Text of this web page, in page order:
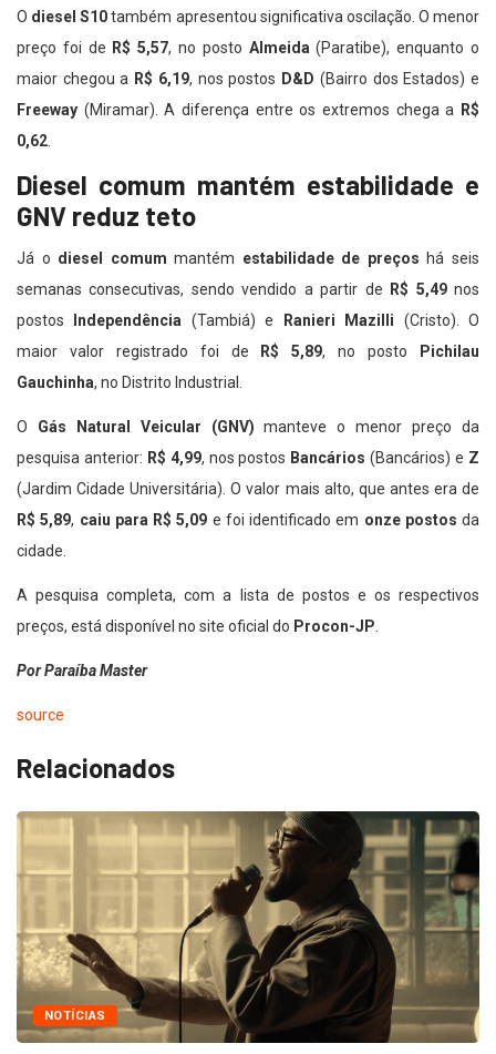
O diesel S10também apresentou significativa oscilação. O menor
preço foi de R$ 5,57, no posto Almeida (Paratibe), enquanto o
maior chegou a R$ 6,19, nos postos D&D (Bairro dos Estados) e
Freeway (Miramar). A diferença entre os extremos chega a
R$
0,62
Diesel comum mantém estabilidade e
GNV reduz teto
Já o diesel comum mantém estabilidade de preços há seis
semanas consecutivas, sendo vendido a partir de
R$ 5,49nos
postos
Independência (Tambiá) e Ranieri Mazilli (Cristo). O
maior valor registrado foi de
R$ 5,89, no posto
Pichilau
Gauchinha, no Distrito Industrial.
O Gás Natural Veicular (GNV) manteve o menor preço da
pesquisa anterior: R$ 4,99, nos postos Bancários (Bancários) e Z
(Jardim Cidade Universitária). O valor mais alto, que antes era de
R$ 5,89, caiu para R$ 5,09 e foi identificado em onze postos da
cidade.
A pesquisa completa, com a lista de postos e os respectivos
preços, está disponível no site oficial do Procon-JP
Por Paraíba Master
source
Relacionados
NOTÍCIAS